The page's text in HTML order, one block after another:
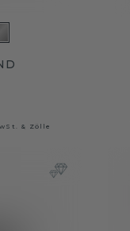
& Zölle